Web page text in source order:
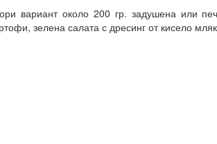
вариант около 200 гр. задушена или
зелена салата с дресинг от кисело